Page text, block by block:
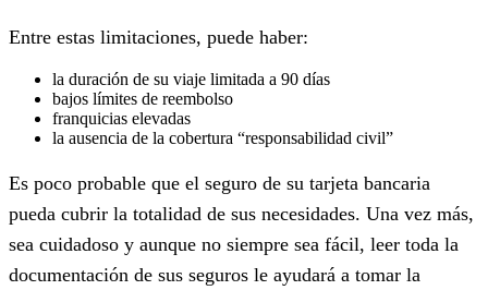
Entre estas limitaciones, puede haber:
la duración de su viaje limitada a 90 días
bajos límites de reembolso
franquicias elevadas
la ausencia de la cobertura “responsabilidad civil”
Es poco probable que el seguro de su tarjeta bancaria
pueda cubrir la totalidad de sus necesidades. Una vez más,
sea cuidadoso y aunque no siempre sea fácil, leer toda la
documentación de sus seguros le ayudará a tomar la